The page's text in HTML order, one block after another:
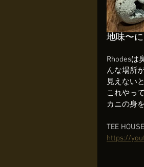
地味〜に
Rhodesは
んな場所
見えない
これやっ
カニの身
TEE
https://